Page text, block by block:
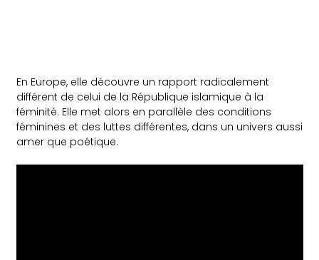
En Europe, elle découvre un rapport radicalement
différent de celui de la République islamique à la
féminité. Elle met alors en parallèle des conditions
féminines et des luttes différentes, dans un univers aussi
amer que poétique.